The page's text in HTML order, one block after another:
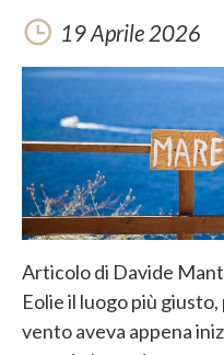
19 Aprile 2026
Articolo di Davide
Eolie il luogo più
vento aveva appena